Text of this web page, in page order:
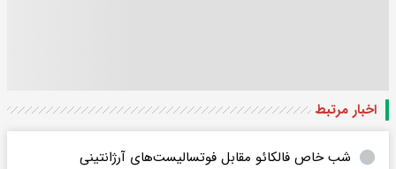
اخبار مرتبط
شب خاص فالکائو مقابل فوتسالیست‌های آرژانتینی